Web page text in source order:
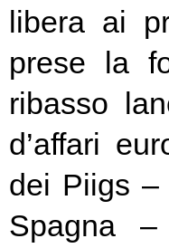
libera ai
prese la
ribasso
d’affari
dei Piigs –
Spagna